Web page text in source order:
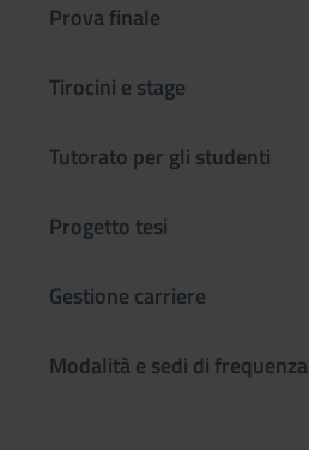
Prova finale
Tirocini e stage
Tutorato per gli studenti
Progetto tesi
Gestione carriere
Modalità e sedi di frequenza